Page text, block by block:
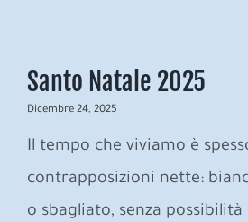
Santo Natale 2025
Dicembre 24, 2025
Il tempo che viviamo è
contrapposizioni nette:
o sbagliato, senza